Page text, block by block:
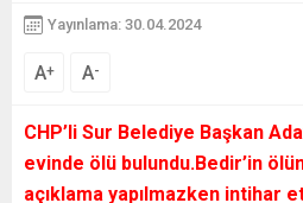
Yayınlama: 30.04.2024
A+ A-
CHP’li Sur Belediye Başkan
evinde ölü bulundu.Bedir’in
açıklama yapılmazken intihar